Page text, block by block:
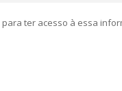
para ter acesso à essa